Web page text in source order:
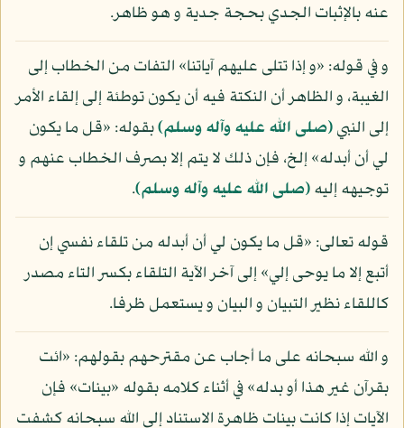
عنه بالإثبات الجدي بحجة جدية و هو ظاهر.
و في قوله: «و إذا تتلى عليهم آياتنا» التفات من الخطاب إلى
الغيبة، و الظاهر أن النكتة فيه أن يكون توطئة إلى إلقاء الأمر
إلى النبي(صلى الله عليه وآله وسلم)بقوله: «قل ما يكون
لي أن أبدله» إلخ، فإن ذلك لا يتم إلا بصرف الخطاب عنهم و
توجيهه إليه(صلى الله عليه وآله وسلم).
قوله تعالى: «قل ما يكون لي أن أبدله من تلقاء نفسي إن
أتبع إلا ما يوحى إلي» إلى آخر الآية التلقاء بكسر التاء مصدر
كاللقاء نظير التبيان و البيان و يستعمل ظرفا.
و الله سبحانه على ما أجاب عن مقترحهم بقولهم: «ائت
بقرآن غير هذا أو بدله» في أثناء كلامه بقوله «بينات» فإن
الآيات إذا كانت بينات ظاهرة الاستناد إلى الله سبحانه كشفت